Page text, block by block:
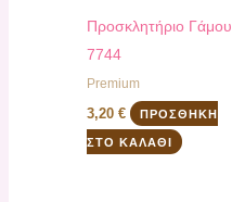
Προσκλητήριο Γάμου
7744
Premium
3,20€ ΠΡΟΣΘΉΚΗ
ΣΤΟ ΚΑΛΆΘΙ